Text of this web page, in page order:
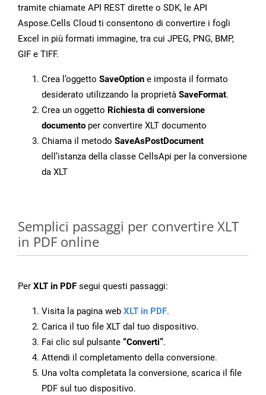
tramite chiamate API REST dirette o SDK, le API
Aspose.Cells Cloud ti consentono di convertire i fogli
Excel in più formati immagine, tra cui JPEG, PNG, BMP,
GIF e TIFF.
Crea l’oggetto SaveOption e imposta il formato
desiderato utilizzando la proprietà SaveFormat.
Crea un oggetto Richiesta di conversione
documento per convertire XLT documento
Chiama il metodo SaveAsPostDocument
dell’istanza della classe CellsApi per la conversione
da XLT
Semplici passaggi per convertire XLT
in PDF online
Per XLT in PDF segui questi passaggi:
Visita la pagina web XLT in PDF.
Carica il tuo file XLT dal tuo dispositivo.
Fai clic sul pulsante “Converti”.
Attendi il completamento della conversione.
Una volta completata la conversione, scarica il file
PDF sul tuo dispositivo.